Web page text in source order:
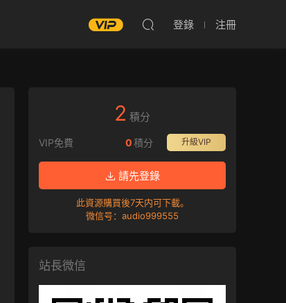
登錄 注冊
2 積分
VIP免費 升級VIP
0積分
請先登錄
此資源購買後7天内可下載。
微信号：audio999555
站長微信